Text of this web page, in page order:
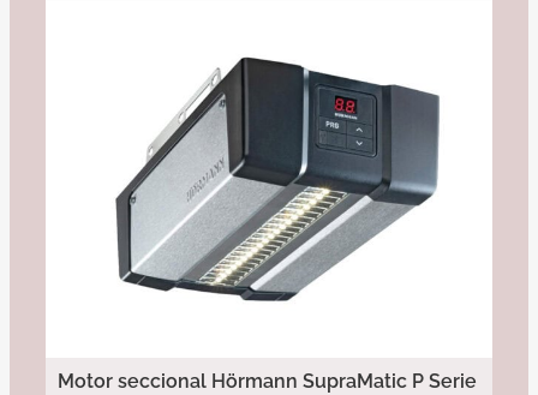
Motor seccional Hörmann SupraMatic P Serie